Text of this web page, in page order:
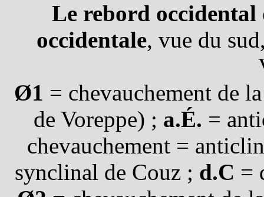
Le rebord occidental
occidentale, vue du
Ø1 = chevauchement de
de Voreppe) ; a.É. =
chevauchement =
synclinal de Couz ; d.C =